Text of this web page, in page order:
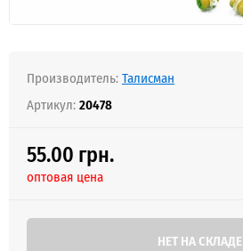
Производитель:Талисман
Артикул:20478
55.00 грн.
оптовая цена
НЕТ НА СКЛАДЕ